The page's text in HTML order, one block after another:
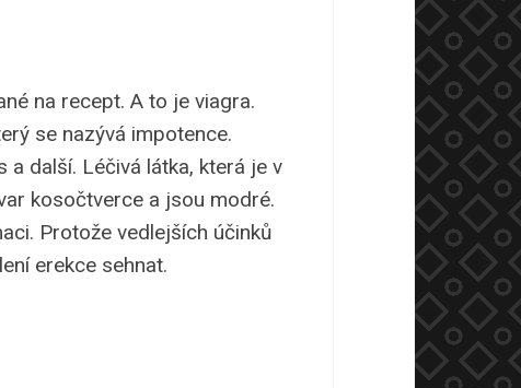
na recept. A to je viagra.
se nazývá impotence.
a další. Léčivá látka, která je v
kosočtverce a jsou modré.
Protože vedlejších účinků
erekce sehnat.